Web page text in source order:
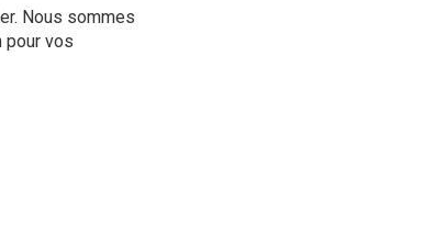
Nous sommes
pour vos